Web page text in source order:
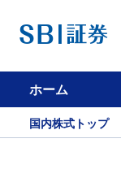
ホーム
国内株式トップ